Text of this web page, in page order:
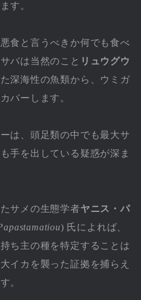
す。
食と言うべきか何でも食べ
バは当然のこと リュウグウ
深海性の魚類から、ウミガ
バーします。
は、頭足類の中でも最大サ
手を出している疑惑が深ま
サメの生態学者ヤニス・パ
) 氏によれば、
ち主の種を特定することは
イカを襲った証拠を捕らえ
。